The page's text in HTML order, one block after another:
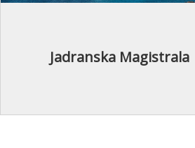
Jadranska Magistrala